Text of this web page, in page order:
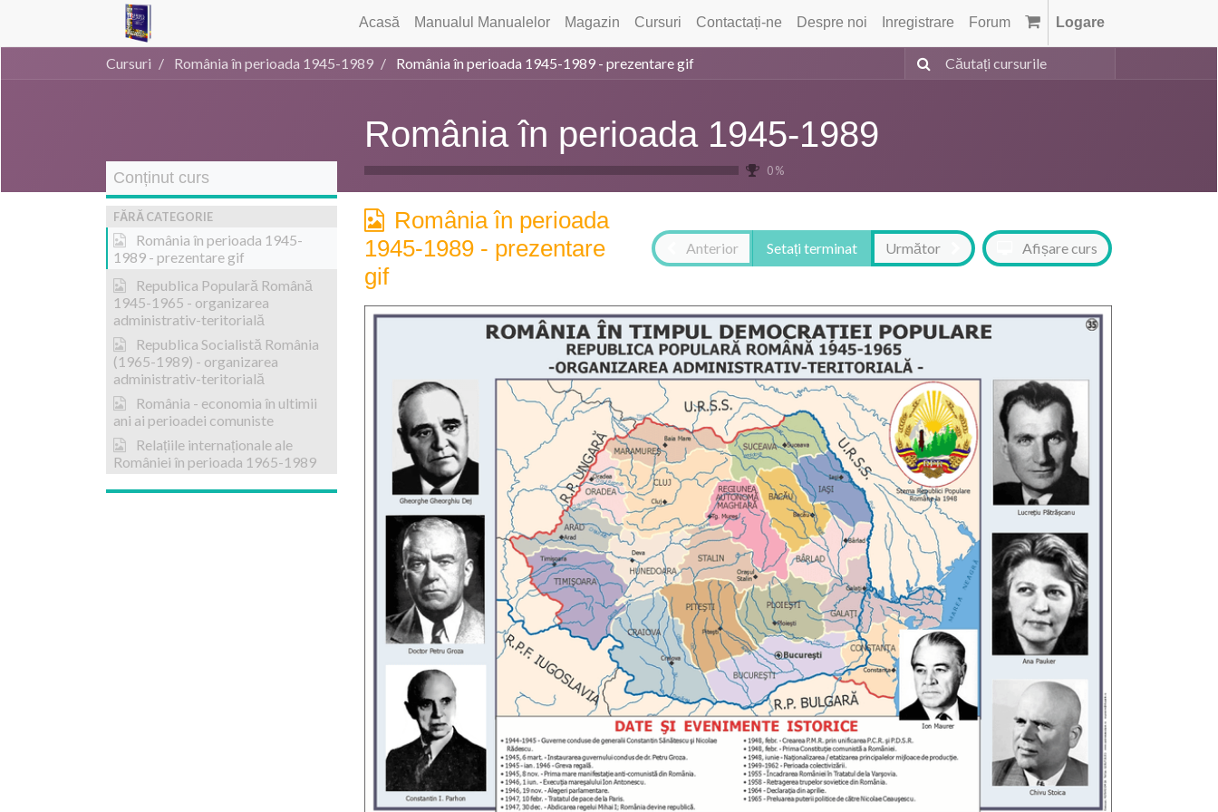
Acasă Manualul Manualelor Magazin Cursuri Contactați-ne Despre noi Inregistrare Forum Logare
Cursuri România în perioada 1945-1989 România în perioada 1945-1989 - prezentare gif
România în perioada 1945-1989
0 %
Conținut curs
FĂRĂ CATEGORIE
România în perioada 1945-
1989 - prezentare gif
Republica Populară Română
1945-1965 - organizarea
administrativ-teritorială
Republica Socialistă România
(1965-1989) - organizarea
administrativ-teritorială
România - economia în ultimii
ani ai perioadei comuniste
Relațiile internaționale ale
României în perioada 1965-1989
România în perioada
1945-1989 - prezentare
gif
Anterior Setați terminat Următor Afișare curs